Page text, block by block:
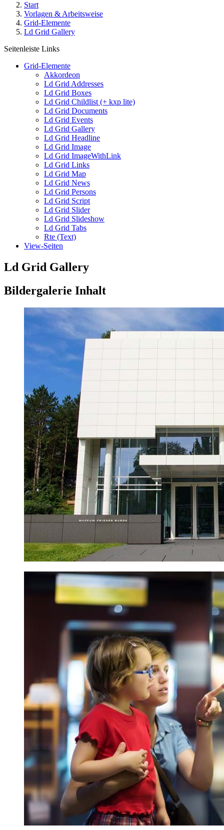
Start
Vorlagen & Arbeitsweise
Grid-Elemente
Ld Grid Gallery
Seitenleiste Links
Grid-Elemente
Akkordeon
Ld Grid Addresses
Ld Grid Boxes
Ld Grid Childlist (+ kxp lite)
Ld Grid Documents
Ld Grid Events
Ld Grid Gallery
Ld Grid Headline
Ld Grid Image
Ld Grid ImageWithLink
Ld Grid Links
Ld Grid Map
Ld Grid News
Ld Grid Persons
Ld Grid Script
Ld Grid Slider
Ld Grid Slideshow
Ld Grid Tabs
Rte (Text)
View-Seiten
Ld Grid Gallery
Bildergalerie Inhalt